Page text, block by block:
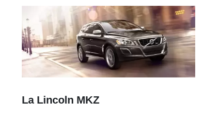
La Lincoln MKZ